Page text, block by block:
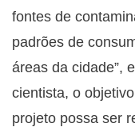
fontes de
padrões de
áreas da cidade”,
cientista, o
projeto possa ser